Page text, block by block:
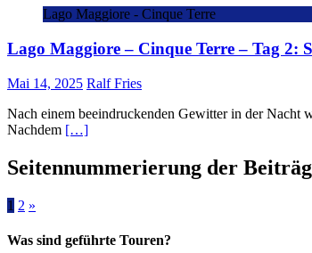
Lago Maggiore - Cinque Terre
Lago Maggiore – Cinque Terre – Tag 2:
Mai 14, 2025 Ralf Fries
Nach einem beeindruckenden Gewitter in der Nacht
Nachdem […]
Seitennummerierung der
1 2 »
Was sind geführte Touren?